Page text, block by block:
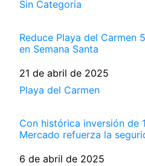
Respecto a
Sin Categoria
Reduce Playa del Carmen
en Semana Santa
Fecha
21 de abril de 2025
Respecto a
Playa del Carmen
Con histórica inversión de
Mercado refuerza la
Fecha
6 de abril de 2025